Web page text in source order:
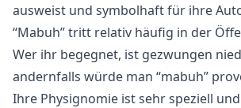
ausweist und symbolhaft für ihre
“Mabuh” tritt relativ häufig in der
Wer ihr begegnet, ist gezwungen
andernfalls würde man “mabuh”
Ihre Physignomie ist sehr speziell